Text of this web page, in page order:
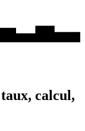
calcul,